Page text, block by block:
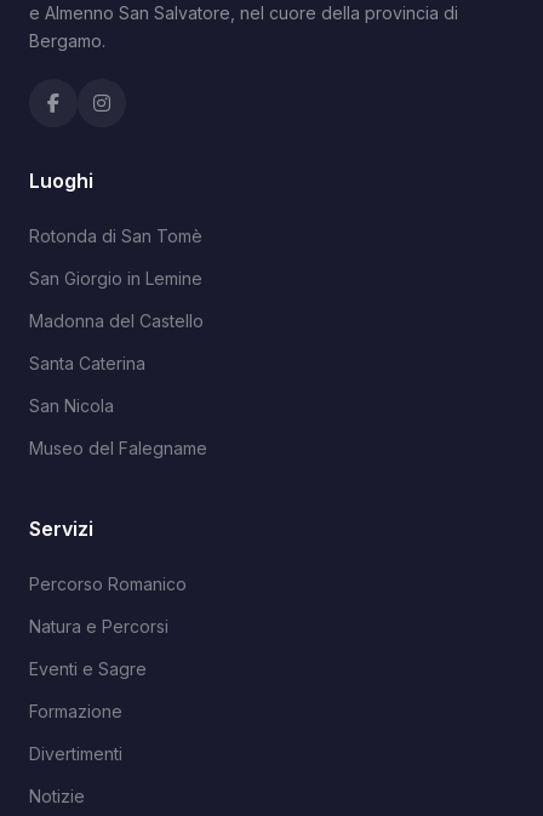
e Almenno San Salvatore, nel cuore della provincia di
Bergamo.
Luoghi
Rotonda di San Tomè
San Giorgio in Lemine
Madonna del Castello
Santa Caterina
San Nicola
Museo del Falegname
Servizi
Percorso Romanico
Natura e Percorsi
Eventi e Sagre
Formazione
Divertimenti
Notizie